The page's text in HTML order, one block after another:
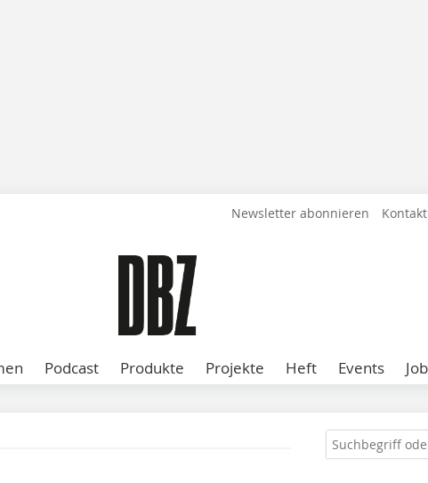
Newsletter abonnieren
Podcast Produkte Projekte Heft Events